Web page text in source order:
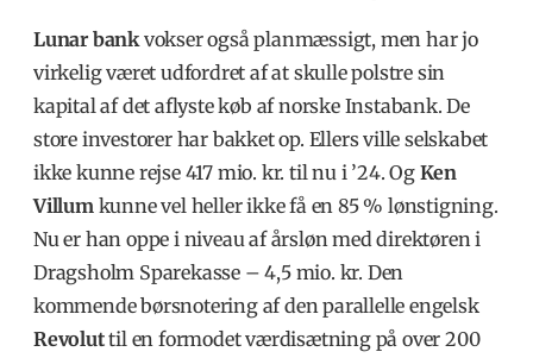
Lunar bank vokser også planmæssigt, men har jo
virkelig været udfordret af at skulle polstre sin
kapital af det aflyste køb af norske Instabank. De
store investorer har bakket op. Ellers ville selskabet
ikke kunne rejse 417 mio. kr. til nu i ’24. Og Ken
Villum kunne vel heller ikke få en 85 % lønstigning.
Nu er han oppe i niveau af årsløn med direktøren i
Dragsholm Sparekasse – 4,5 mio. kr. Den
kommende børsnotering af den parallelle engelsk
Revoluttil en formodet værdisætning på over 200